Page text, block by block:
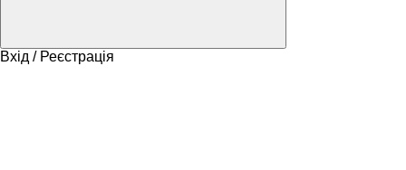
Вхід / Реєстрація